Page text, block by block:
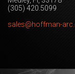
(305) 420.5099
sales@hoffman-